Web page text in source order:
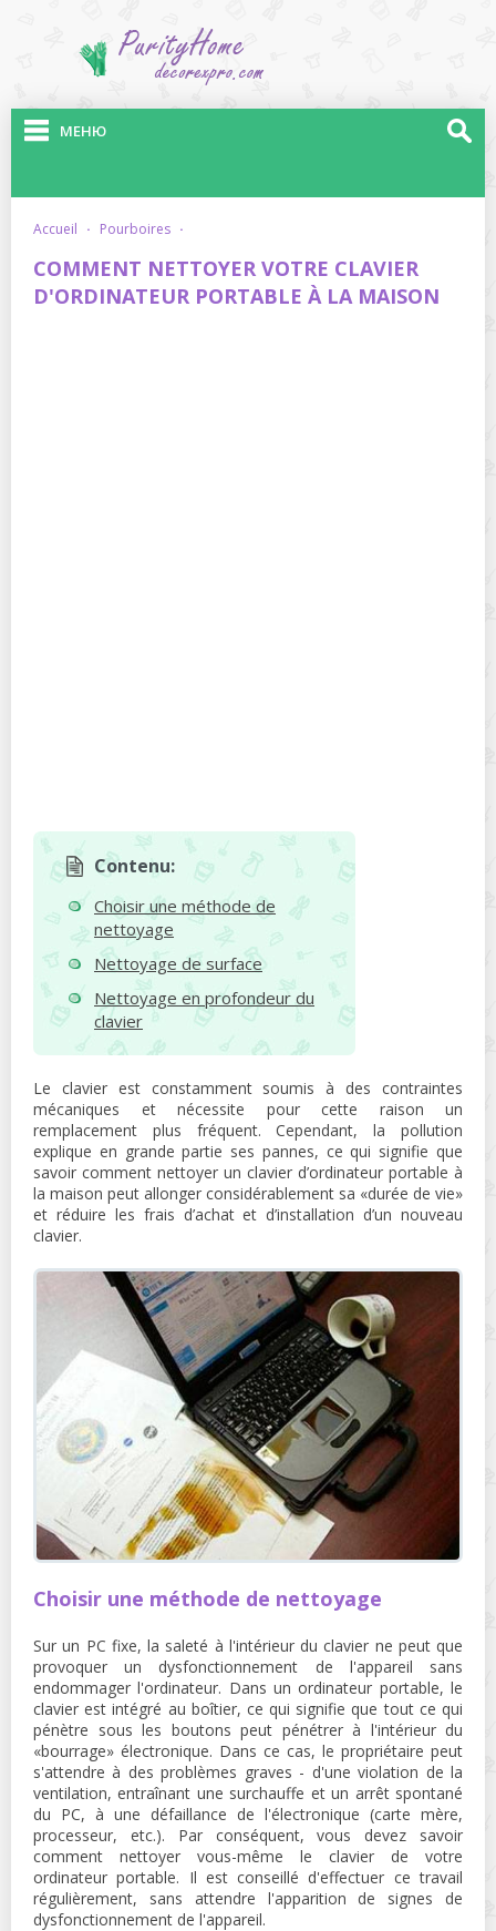
МЕНЮ
accueil · pourboires ·
COMMENT NETTOYER VOTRE CLAVIER
D'ORDINATEUR PORTABLE À LA MAISON
Contenu:
Choisir une méthode de
nettoyage
Nettoyage de surface
Nettoyage en profondeur du
clavier
Le clavier est constamment soumis à des contraintes
mécaniques et nécessite pour cette raison un
remplacement plus fréquent. Cependant, la pollution
explique en grande partie ses pannes, ce qui signifie que
savoir comment nettoyer un clavier d’ordinateur portable à
la maison peut allonger considérablement sa «durée de vie»
et réduire les frais d’achat et d’installation d’un nouveau
clavier.
Choisir une méthode de nettoyage
Sur un PC fixe, la saleté à l'intérieur du clavier ne peut que
provoquer un dysfonctionnement de l'appareil sans
endommager l'ordinateur. Dans un ordinateur portable, le
clavier est intégré au boîtier, ce qui signifie que tout ce qui
pénètre sous les boutons peut pénétrer à l'intérieur du
«bourrage» électronique. Dans ce cas, le propriétaire peut
s'attendre à des problèmes graves - d'une violation de la
ventilation, entraînant une surchauffe et un arrêt spontané
du PC, à une défaillance de l'électronique (carte mère,
processeur, etc.). Par conséquent, vous devez savoir
comment nettoyer vous-même le clavier de votre
ordinateur portable. Il est conseillé d'effectuer ce travail
régulièrement, sans attendre l'apparition de signes de
dysfonctionnement de l'appareil.